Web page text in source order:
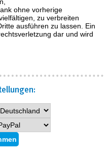
ohne vorherige
zu verbreiten
ausführen zu lassen. Ein
dar und wird